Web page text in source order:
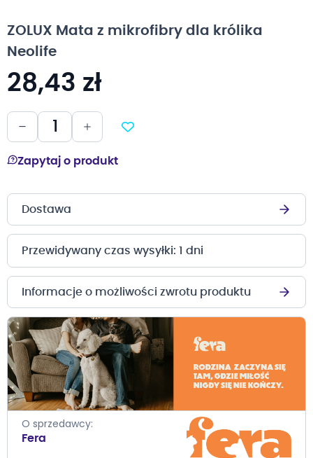
galerii
ZOLUX Mata z mikrofibry dla królika
Neolife
28,43 zł
Zapytaj o produkt
Dostawa
Przewidywany czas wysyłki: 1 dni
Informacje o możliwości zwrotu produktu
O sprzedawcy
Fera